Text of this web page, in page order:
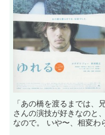
「あの橋を渡るまでは、
さんの演技が好きなのと
なので。 いや〜、相変わ